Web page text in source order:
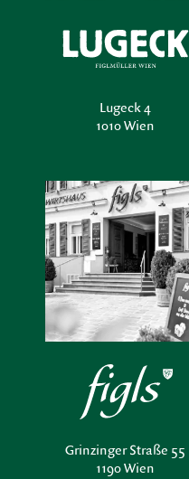
Lugeck 4
1010 Wien
Grinzinger Straße 55
1190 Wien